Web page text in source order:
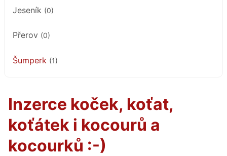
Jeseník (0)
Přerov (0)
Šumperk (1)
Inzerce koček, koťat,
koťátek i kocourů a
kocourků :-)